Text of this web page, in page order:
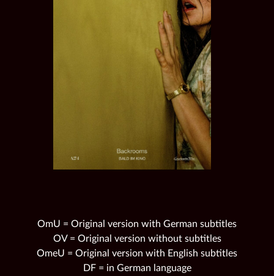
OmU = Original version with German subtitles
OV = Original version without subtitles
OmeU = Original version with English subtitles
DF = in German language